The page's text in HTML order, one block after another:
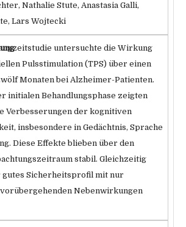
Nathalie Stute, Anastasia Galli,
Lars Wojtecki
untersuchte die Wirkung
Pulsstimulation (TPS) über einen
Monaten bei Alzheimer-Patienten.
initialen Behandlungsphase zeigten
Verbesserungen der kognitiven
insbesondere in Gedächtnis, Sprache
Diese Effekte blieben über den
stabil. Gleichzeitig
gutes Sicherheitsprofil mit nur
Nebenwirkungen